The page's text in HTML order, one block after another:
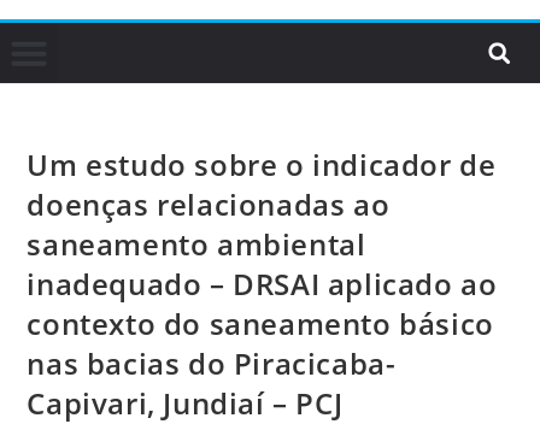
Um estudo sobre o indicador de
doenças relacionadas ao
saneamento ambiental
inadequado – DRSAI aplicado ao
contexto do saneamento básico
nas bacias do Piracicaba-
Capivari, Jundiaí – PCJ